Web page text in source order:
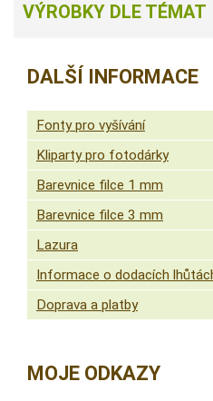
VÝROBKY DLE TÉMAT
DALŠÍ INFORMACE
Fonty pro vyšívání
Kliparty pro fotodárky
Barevnice filce 1 mm
Barevnice filce 3 mm
Lazura
Informace o dodacích
Doprava a platby
MOJE ODKAZY